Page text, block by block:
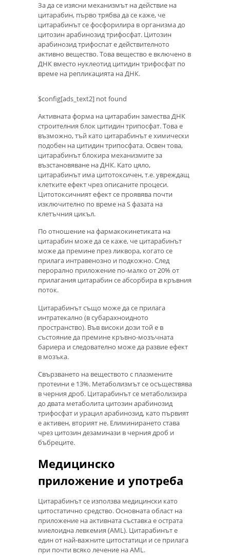
За да се изясни механизмът на действие на
цитарабин, първо трябва да се каже, че
цитарабинът се фосфорилира в организма до
цитозин арабинозид трифосфат. Цитозин
арабинозид трифоспат е действителното
активно вещество. Това вещество е включено в
ДНК вместо нуклеотид цитидин трифосфат по
време на репликацията на ДНК.
$config[ads_text2] not found
Активната форма на цитарабин замества ДНК
строителния блок цитидин трипосфат. Това е
възможно, тъй като цитарабинът е химически
подобен на цитидин трипосфата. Освен това,
цитарабинът блокира механизмите за
възстановяване на ДНК. Като цяло,
цитарабинът има цитотоксичен, т.е. увреждащ
клетките ефект чрез описаните процеси.
Цитотоксичният ефект се проявява почти
изключително по време на S фазата на
клетъчния цикъл.
По отношение на фармакокинетиката на
цитарабин може да се каже, че цитарабинът
може да премине през ликвора, когато се
прилага интравенозно и подкожно. След
перорално приложение по-малко от 20% от
прилагания цитарабин се абсорбира в кръвния
поток.
Цитарабинът също може да се прилага
интратекално (в субарахноидното
пространство). Във високи дози той е в
състояние да премине кръвно-мозъчната
бариера и следователно може да развие ефект
в мозъка.
Свързването на веществото с плазмените
протеини е 13%. Метаболизмът се осъществява
в черния дроб. Цитарабинът се метаболизира
до двата метаболита цитозин арабинозид
трифосфат и урацил арабинозид, като първият
е активен, вторият не. Елиминирането става
чрез цитозин дезаминази в черния дроб и
бъбреците.
Медицинско
приложение и употреба
Цитарабинът се използва медицински като
цитостатично средство. Основната област на
приложение на активната съставка е острата
миелоидна левкемия (AML). Цитарабинът е
един от най-важните цитостатици и се прилага
при почти всяко лечение на AML.